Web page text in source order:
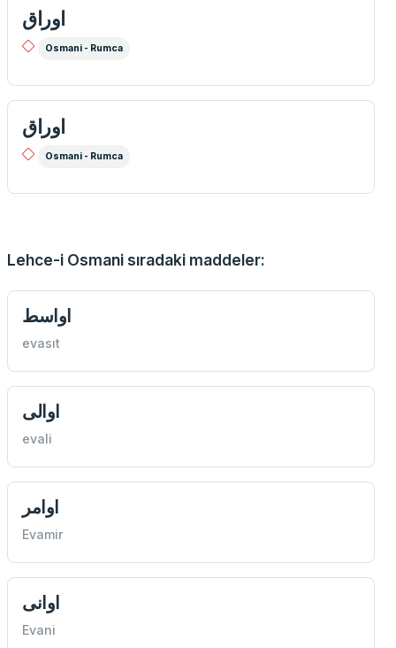
اوراق
Osmani - Rumca
اوراق
Osmani - Rumca
Lehce-i Osmani sıradaki maddeler:
اواسط
evasıt
اوالی
evali
اوامر
Evamir
اوانی
Evani